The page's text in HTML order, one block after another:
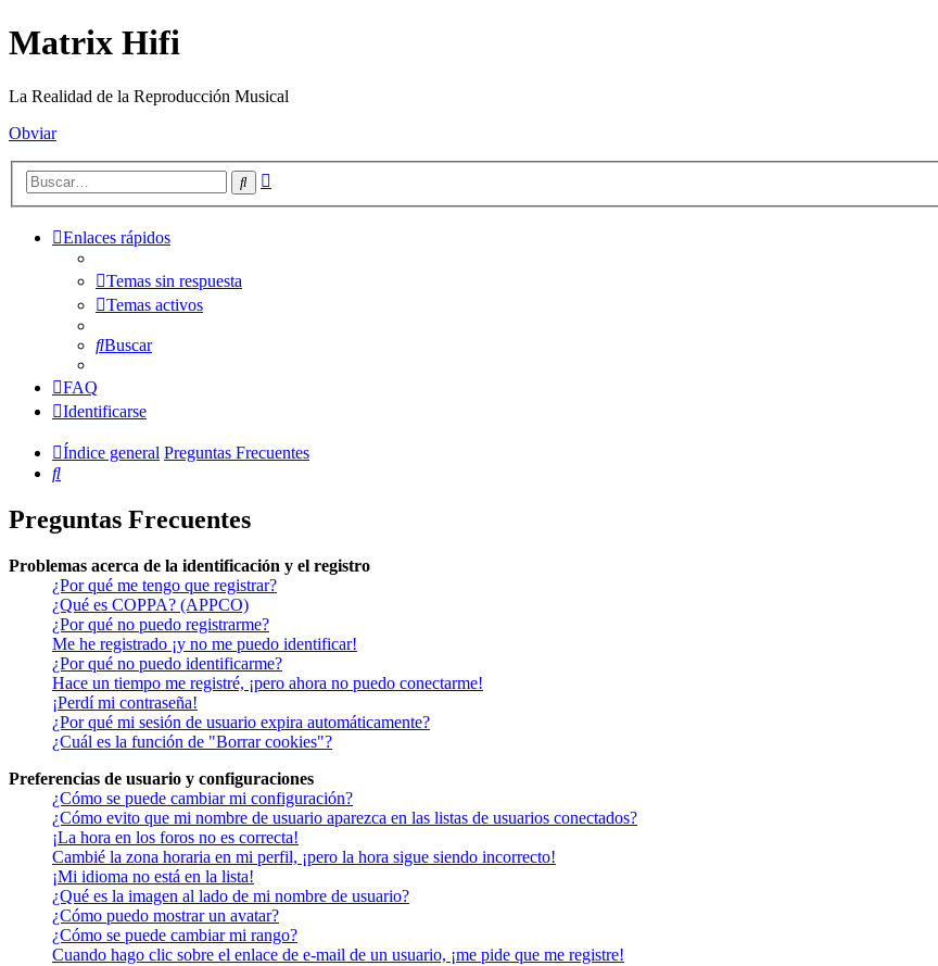
Matrix Hifi
La Realidad de la Reproducción Musical
Obviar
Buscar
Enlaces rápidos
Temas sin respuesta
Temas activos
Buscar
FAQ
Identificarse
Índice general Preguntas Frecuentes
Buscar
Preguntas Frecuentes
Problemas acerca de la identificación y el registro
¿Por qué me tengo que registrar?
¿Qué es COPPA? (APPCO)
¿Por qué no puedo registrarme?
Me he registrado ¡y no me puedo identificar!
¿Por qué no puedo identificarme?
Hace un tiempo me registré, ¡pero ahora no puedo conectarme!
¡Perdí mi contraseña!
¿Por qué mi sesión de usuario expira automáticamente?
¿Cuál es la función de "Borrar cookies"?
Preferencias de usuario y configuraciones
¿Cómo se puede cambiar mi configuración?
¿Cómo evito que mi nombre de usuario aparezca en las listas de usuarios conectados?
¡La hora en los foros no es correcta!
Cambié la zona horaria en mi perfil, ¡pero la hora sigue siendo incorrecto!
¡Mi idioma no está en la lista!
¿Qué es la imagen al lado de mi nombre de usuario?
¿Cómo puedo mostrar un avatar?
¿Cómo se puede cambiar mi rango?
Cuando hago clic sobre el enlace de e-mail de un usuario, ¡me pide que me registre!